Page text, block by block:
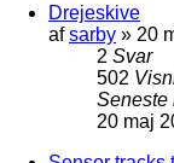
Drejeskive
afsarby » 20
2 Svar
502
20 maj